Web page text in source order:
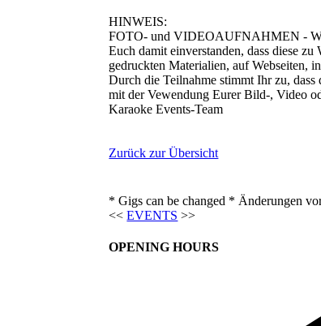
HINWEIS:
FOTO- und VIDEOAUFNAHMEN -
Euch damit einverstanden, dass diese
gedruckten Materialien, auf Webseiten,
Durch die Teilnahme stimmt Ihr zu,
mit der Vewendung Eurer Bild-, Video
Karaoke Events-Team
Zurück zur Übersicht
* Gigs can be changed * Änderungen
<<EVENTS >>
OPENING HOURS